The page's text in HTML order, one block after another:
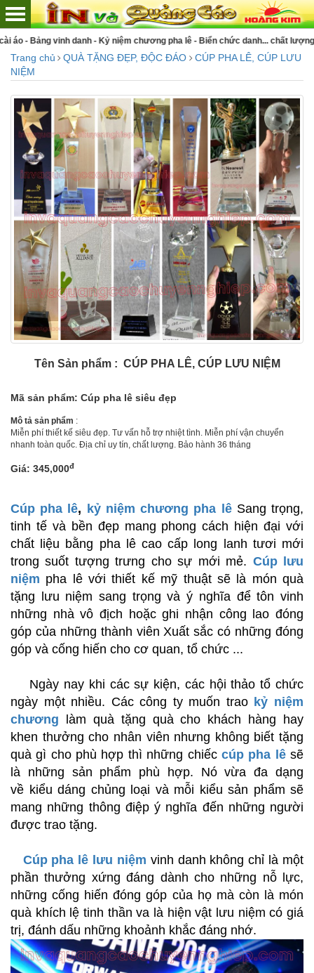
pha lê - Biển chức danh... chất lượng số 1 Việt Nam
Trang chủ QUÀ TẶNG ĐẸP, ĐỘC ĐÁO
CÚP PHA LÊ, CÚP LƯU
NIỆM
Tên Sản phẩm : CÚP PHA LÊ, CÚP LƯU NIỆM
Mã sản phẩm: Cúp pha lê siêu đẹp
Mô tả sản phẩm :
Miễn phí thiết kế siêu đẹp. Tư vấn hỗ trợ nhiệt tình. Miễn phí vận chuyển
nhanh toàn quốc. Địa chỉ uy tín, chất lượng. Bảo hành 36 tháng
Giá: 345,000đ
Cúp pha lê, kỷ niệm chương pha lê Sang trọng,
tinh tế và bền đẹp mang phong cách hiện đại với
chất liệu bằng pha lê cao cấp long lanh tươi mới
trong suốt tượng trưng cho sự mới mẻ. Cúp lưu
niệm pha lê với thiết kế mỹ thuật sẽ là món quà
tặng lưu niệm sang trọng và ý nghĩa để tôn vinh
những nhà vô địch hoặc ghi nhận công lao đóng
góp của những thành viên Xuất sắc có những đóng
góp và cống hiến cho cơ quan, tổ chức ...
Ngày nay khi các sự kiện, các hội thảo tổ chức
ngày một nhiều. Các công ty muốn trao kỷ niệm
chương làm quà tặng quà cho khách hàng hay
khen thưởng cho nhân viên nhưng không biết tặng
quà gì cho phù hợp thì những chiếc cúp pha lêsẽ
là những sản phẩm phù hợp. Nó vừa đa dạng
về kiểu dáng chủng loại và mỗi kiểu sản phẩm sẽ
mang những thông điệp ý nghĩa đến những người
được trao tặng.
Cúp pha lê lưu niệm vinh danh không chỉ là một
phần thưởng xứng đáng dành cho những nỗ lực,
những cống hiến đóng góp của họ mà còn là món
quà khích lệ tinh thần va là hiện vật lưu niệm có giá
trị, đánh dấu những khoảnh khắc đáng nhớ.